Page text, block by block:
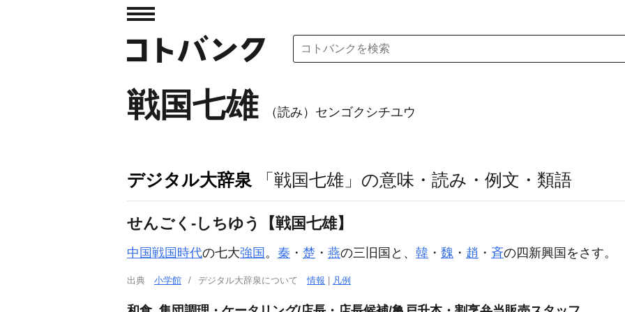
戦国七雄 （読み）センゴクシチユウ
デジタル大辞泉 「戦国七雄」の意味・読み・例文・類語
せんごく‐しちゆう【戦国七雄】
中国戦国時代の七大強国 。 秦 ・ 楚 ・ 燕の三旧国と、 韓 ・ 魏 ・ 趙 ・ 斉の四新興国をさす。
出典 小学館 デジタル大辞泉について情報 凡例